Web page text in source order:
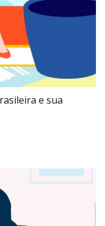
e sua